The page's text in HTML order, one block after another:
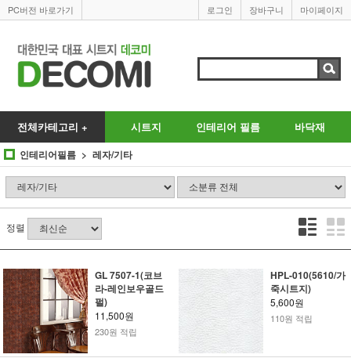
PC버전 바로가기 마이페이지
장바구니
로그인
전체카테고리 + 시트지 인테리어 필름 바닥재
인테리어필름 레자/기타
정렬
GL 7507-1(코브
라-레인보우골드
펄)
11,500원
230원 적립
HPL-010(5610/가
죽시트지)
5,600원
110원 적립